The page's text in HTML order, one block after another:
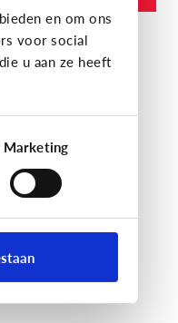
en om ons
voor social
u aan ze heeft
Marketing